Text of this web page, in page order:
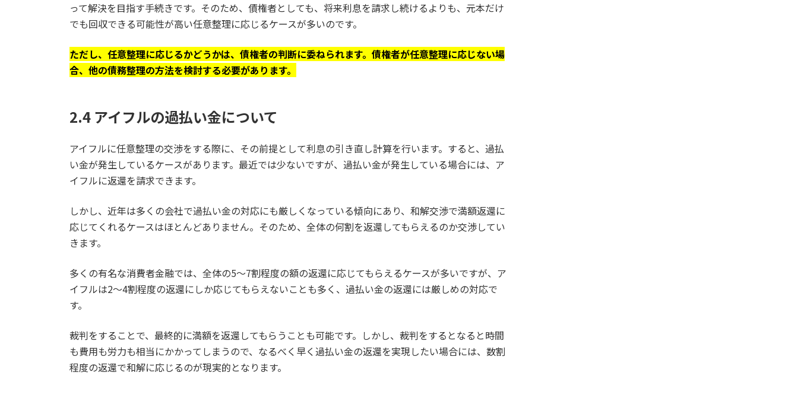
って解決を目指す手続きです。そのため、債権者としても、将来利息を請求し続けるよりも、元本だけ
でも回収できる可能性が高い任意整理に応じるケースが多いのです。
ただし、任意整理に応じるかどうかは、債権者の判断に委ねられます。債権者が任意整理に応じない場
合、他の債務整理の方法を検討する必要があります。
2.4 アイフルの過払い金について
アイフルに任意整理の交渉をする際に、その前提として利息の引き直し計算を行います。すると、過払
い金が発生しているケースがあります。最近では少ないですが、過払い金が発生している場合には、ア
イフルに返還を請求できます。
しかし、近年は多くの会社で過払い金の対応にも厳しくなっている傾向にあり、和解交渉で満額返還に
応じてくれるケースはほとんどありません。そのため、全体の何割を返還してもらえるのか交渉してい
きます。
多くの有名な消費者金融では、全体の5～7割程度の額の返還に応じてもらえるケースが多いですが、ア
イフルは2～4割程度の返還にしか応じてもらえないことも多く、過払い金の返還には厳しめの対応で
す。
裁判をすることで、最終的に満額を返還してもらうことも可能です。しかし、裁判をするとなると時間
も費用も労力も相当にかかってしまうので、なるべく早く過払い金の返還を実現したい場合には、数割
程度の返還で和解に応じるのが現実的となります。